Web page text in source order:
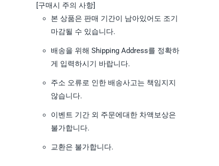
[구매시 주의 사항]
본 상품은 판매 기간이 남아있어도 조기
마감될 수 있습니다.
배송을 위해 Shipping Address를 정확하
게 입력하시기 바랍니다.
주소 오류로 인한 배송사고는 책임지지
않습니다.
이벤트 기간 외 주문에대한 차액보상은
불가합니다.
교환은 불가합니다.